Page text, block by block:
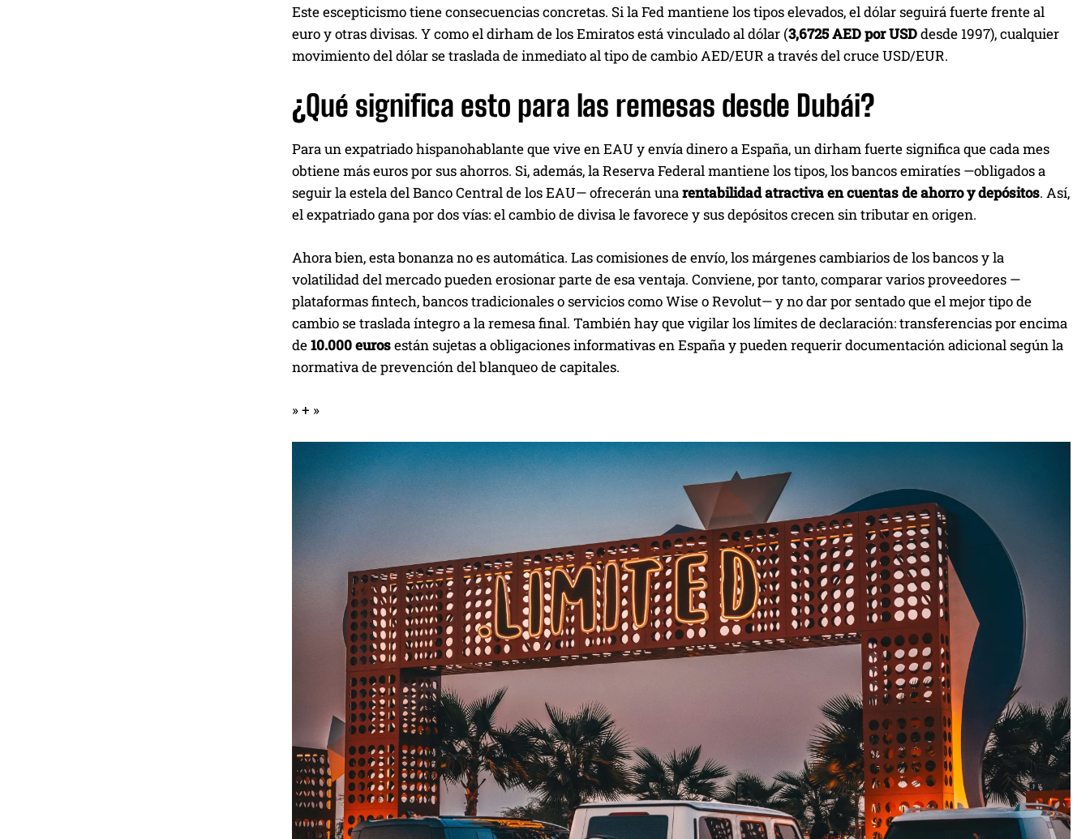
Este escepticismo tiene consecuencias concretas. Si la Fed mantiene los tipos elevados, el dólar seguirá fuerte frente al
euro y otras divisas. Y como el dirham de los Emiratos está vinculado al dólar (3,6725 AED por USDdesde 1997), cualquier
movimiento del dólar se traslada de inmediato al tipo de cambio AED/EUR a través del cruce USD/EUR.
¿Qué significa esto para las remesas desde Dubái?
Para un expatriado hispanohablante que vive en EAU y envía dinero a España, un dirham fuerte significa que cada mes
obtiene más euros por sus ahorros. Si, además, la Reserva Federal mantiene los tipos, los bancos emiratíes —obligados a
seguir la estela del Banco Central de los EAU— ofrecerán unarentabilidad atractiva en cuentas de ahorro y depósitos. Así,
el expatriado gana por dos vías: el cambio de divisa le favorece y sus depósitos crecen sin tributar en origen.
Ahora bien, esta bonanza no es automática. Las comisiones de envío, los márgenes cambiarios de los bancos y la
volatilidad del mercado pueden erosionar parte de esa ventaja. Conviene, por tanto, comparar varios proveedores —
plataformas fintech, bancos tradicionales o servicios como Wise o Revolut— y no dar por sentado que el mejor tipo de
cambio se traslada íntegro a la remesa final. También hay que vigilar los límites de declaración: transferencias por encima
de10.000 eurosestán sujetas a obligaciones informativas en España y pueden requerir documentación adicional según la
normativa de prevención del blanqueo de capitales.
» + »